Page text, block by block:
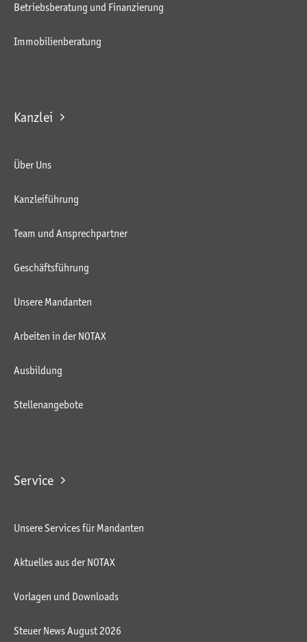
Betriebsberatung und Finanzierung
Immobilienberatung
Kanzlei
Über Uns
Kanzleiführung
Team und Ansprechpartner
Geschäftsführung
Unsere Mandanten
Arbeiten in der NOTAX
Ausbildung
Stellenangebote
Service
Unsere Services für Mandanten
Aktuelles aus der NOTAX
Vorlagen und Downloads
Steuer News August 2026